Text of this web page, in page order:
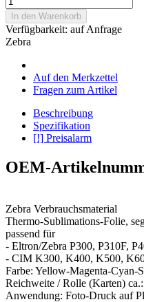
In den Warenkorb
Verfügbarkeit: auf Anfrage
Zebra
Auf den Merkzettel
Fragen zum Artikel
Beschreibung
Spezifikation
[!] Preisalarm
OEM-
Zebra Verbrauchsmaterial
Thermo-Sublimations-Folie,
passend für
- Eltron/Zebra P300, P310F,
- CIM K300, K400, K500,
Farbe: Yellow-Magenta-Cyan-
Reichweite / Rolle (Karten)
Anwendung: Foto-Druck auf